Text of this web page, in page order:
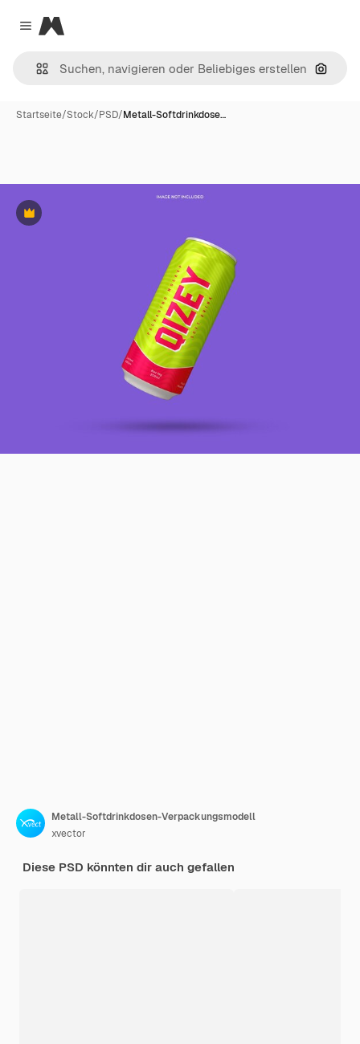
Close menu
Magnific
Nach
Startseite/Stock/PSD/Metall-Softdrinkdose…
Premium
Metall-Softdrinkdosen-Verpackungsmodell
xvector
Diese PSD könnten dir auch gefallen